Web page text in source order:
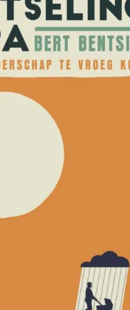
Hartverwarmend
Kinderboek